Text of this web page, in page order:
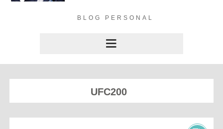
BLOG PERSONAL
UFC200